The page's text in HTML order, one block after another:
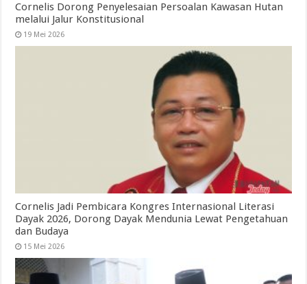
Cornelis Dorong Penyelesaian Persoalan Kawasan Hutan
melalui Jalur Konstitusional
19 Mei 2026
Cornelis Jadi Pembicara Kongres Internasional Literasi
Dayak 2026, Dorong Dayak Mendunia Lewat Pengetahuan
dan Budaya
15 Mei 2026